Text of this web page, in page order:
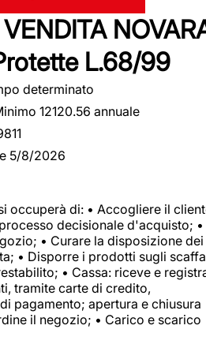
L.68/99
determinato
12120.56 annuale
5/8/2026
occuperà di: • Accogliere il
decisionale d'acquisto; •
• Curare la disposizione dei
• Disporre i prodotti sugli
• Cassa: riceve e
tramite carte di credito,
pagamento; apertura e chiusura
il negozio; • Carico e scarico